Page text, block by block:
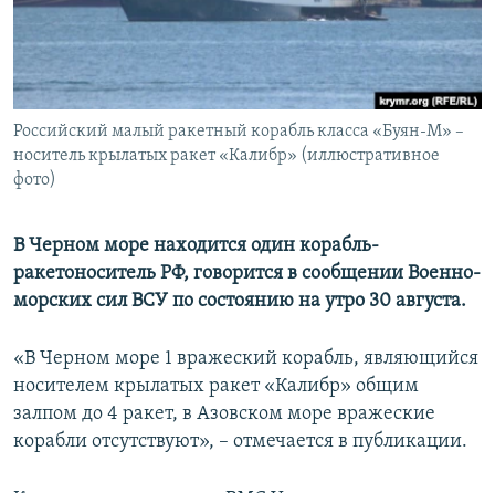
ПОБЕДИТЕЛЕЙ НЕ СУДЯТ?
КРЫМ.НЕПОКОРЕННЫЙ
ELIFBE
УКРАИНСКАЯ ПРОБЛЕМА КРЫМА
ПРИСОЕДИНЯЙТЕСЬ!
Все сайты RFE/RL
Российский малый ракетный корабль класса «Буян-М» –
носитель крылатых ракет «Калибр» (иллюстративное
фото)
В Черном море находится один корабль-
ракетоноситель РФ, говорится в сообщении Военно-
морских сил ВСУ по состоянию на утро 30 августа.
«В Черном море 1 вражеский корабль, являющийся
носителем крылатых ракет «Калибр» общим
залпом до 4 ракет, в Азовском море вражеские
корабли отсутствуют», – отмечается в публикации.